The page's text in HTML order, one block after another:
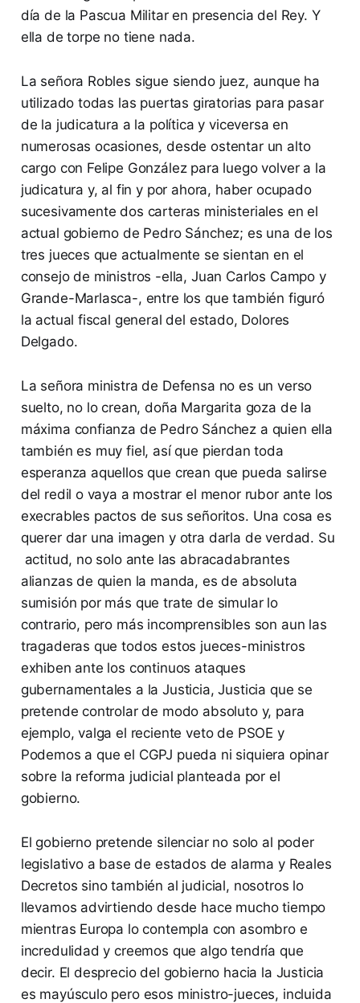
día de la Pascua Militar en presencia del Rey. Y
ella de torpe no tiene nada.
La señora Robles sigue siendo juez, aunque ha
utilizado todas las puertas giratorias para pasar
de la judicatura a la política y viceversa en
numerosas ocasiones, desde ostentar un alto
cargo con Felipe González para luego volver a la
judicatura y, al fin y por ahora, haber ocupado
sucesivamente dos carteras ministeriales en el
actual gobierno de Pedro Sánchez; es una de los
tres jueces que actualmente se sientan en el
consejo de ministros -ella, Juan Carlos Campo y
Grande-Marlasca-, entre los que también figuró
la actual fiscal general del estado, Dolores
Delgado.
La señora ministra de Defensa no es un verso
suelto, no lo crean, doña Margarita goza de la
máxima confianza de Pedro Sánchez a quien ella
también es muy fiel, así que pierdan toda
esperanza aquellos que crean que pueda salirse
del redil o vaya a mostrar el menor rubor ante los
execrables pactos de sus señoritos. Una cosa es
querer dar una imagen y otra darla de verdad. Su
actitud, no solo ante las abracadabrantes
alianzas de quien la manda, es de absoluta
sumisión por más que trate de simular lo
contrario, pero más incomprensibles son aun las
tragaderas que todos estos jueces-ministros
exhiben ante los continuos ataques
gubernamentales a la Justicia, Justicia que se
pretende controlar de modo absoluto y, para
ejemplo, valga el reciente veto de PSOE y
Podemos a que el CGPJ pueda ni siquiera opinar
sobre la reforma judicial planteada por el
gobierno.
El gobierno pretende silenciar no solo al poder
legislativo a base de estados de alarma y Reales
Decretos sino también al judicial, nosotros lo
llevamos advirtiendo desde hace mucho tiempo
mientras Europa lo contempla con asombro e
incredulidad y creemos que algo tendría que
decir. El desprecio del gobierno hacia la Justicia
es mayúsculo pero esos ministro-jueces, incluida